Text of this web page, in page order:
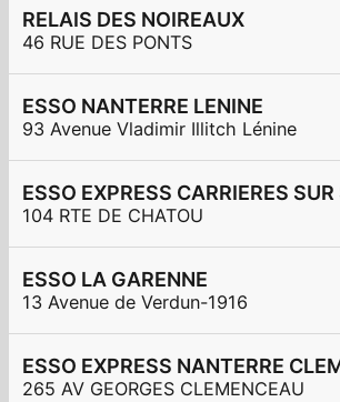
RELAIS DES NOIREAUX
46 RUE DES PONTS
ESSO NANTERRE LENINE
93 Avenue Vladimir Illitch Lénine
104 RTE DE CHATOU
ESSO LA GARENNE
13 Avenue de Verdun-1916
265 AV GEORGES CLEMENCEAU